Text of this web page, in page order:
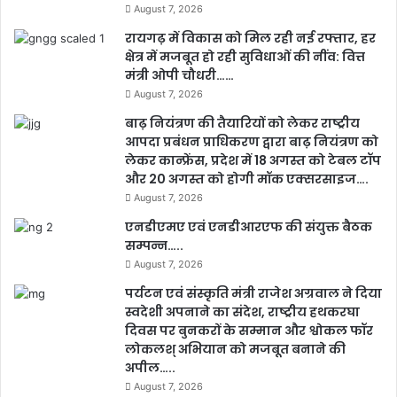
August 7, 2026
रायगढ़ में विकास को मिल रही नई रफ्तार, हर
क्षेत्र में मजबूत हो रही सुविधाओं की नींव: वित्त
मंत्री ओपी चौधरी……
August 7, 2026
बाढ़ नियंत्रण की तैयारियों को लेकर राष्ट्रीय
आपदा प्रबंधन प्राधिकरण द्वारा बाढ़ नियंत्रण को
लेकर कान्फ्रेंस, प्रदेश में 18 अगस्त को टेबल टॉप
और 20 अगस्त को होगी मॉक एक्सरसाइज….
August 7, 2026
एनडीएमए एवं एनडीआरएफ की संयुक्त बैठक
सम्पन्न…..
August 7, 2026
पर्यटन एवं संस्कृति मंत्री राजेश अग्रवाल ने दिया
स्वदेशी अपनाने का संदेश, राष्ट्रीय हथकरघा
दिवस पर बुनकरों के सम्मान और श्वोकल फॉर
लोकलश् अभियान को मजबूत बनाने की
अपील…..
August 7, 2026